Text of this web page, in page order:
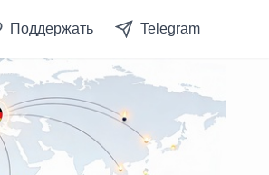
Поддержать Telegram